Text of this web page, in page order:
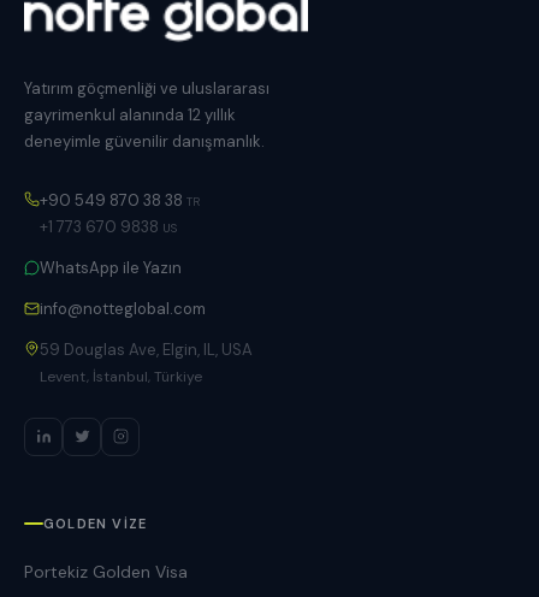
Yatırım göçmenliği ve uluslararası
gayrimenkul alanında 12 yıllık
deneyimle güvenilir danışmanlık.
+90 549 870 38 38 TR
+1 773 670 9838 US
WhatsApp ile Yazın
info@notteglobal.com
59 Douglas Ave, Elgin, IL, USA
Levent, İstanbul, Türkiye
GOLDEN VIZE
Portekiz Golden Visa